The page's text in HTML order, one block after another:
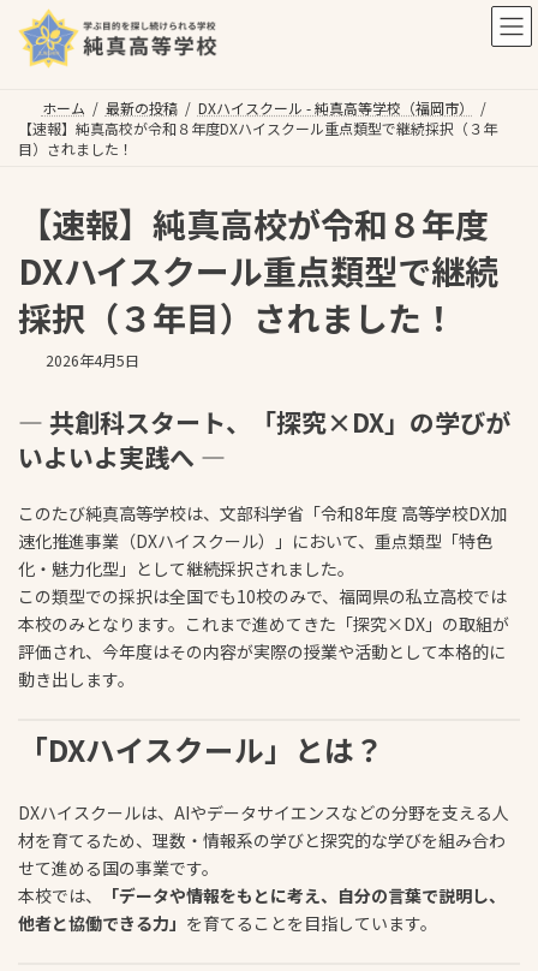
ホーム 最新の投稿
DXハイスクール - 純真高等学校（福岡市）
【速報】純真高校が令和８年度DXハイスクール重点類型で継続採択（３年
目）されました！
【速報】純真高校が令和８年度
DXハイスクール重点類型で継続
採択（３年目）されました！
2026年4月5日
― 共創科スタート、「探究×DX」の学びが
いよいよ実践へ ―
このたび純真高等学校は、文部科学省「令和8年度 高等学校DX加
速化推進事業（DXハイスクール）」において、重点類型「特色
化・魅力化型」として継続採択されました。
この類型での採択は全国でも10校のみで、福岡県の私立高校では
本校のみとなります。これまで進めてきた「探究×DX」の取組が
評価され、今年度はその内容が実際の授業や活動として本格的に
動き出します。
「DXハイスクール」とは？
DXハイスクールは、AIやデータサイエンスなどの分野を支える人
材を育てるため、理数・情報系の学びと探究的な学びを組み合わ
せて進める国の事業です。
本校では、
「データや情報をもとに考え、自分の言葉で説明し、
他者と協働できる力」 を育てることを目指しています。